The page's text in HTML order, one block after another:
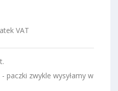
VAT
paczki zwykle wysyłamy w